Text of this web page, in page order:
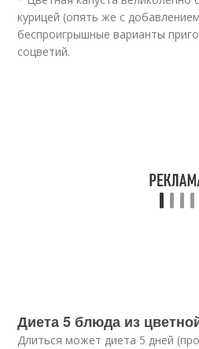
курицей (опять же с
беспроигрышные варианты
соцветий.
Диета 5 блюда из
Длиться может диета 5 дней